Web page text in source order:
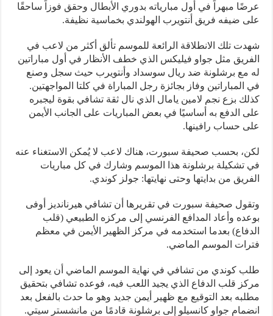
عرضًا مبهراً في أول مبارياته بدوري الأبطال وحقق فوزاً ساحقًا
على ضيفه فريق أنتويرب الهولندي بخماسية نظيفة.
شهدت تلك الانطلاقة الرائعة للموسم تألق أكثر من لاعب في
الفريق مثل جواو فيليكس الذي خطف الأنظار في أول مباراتين
له مع برشلونة ضد ريال سوسداد وأنتويرب حيث سجل وصنع
في المباراتين وفاز بجائزة رجل المباراة في كلتا المواجهتين.
كذلك بزع نجم لامين يامال الذي نال ثقة تشافي بقوة ليجبره
على الدفع به أساسيًا في بعض المباريات على الجانب الأيمن
على حساب رافينها.
لكن، بحسب صحيفة سبورت، هناك لاعب لا يُمكن الاستغناء عنه
في تشكيلة برشلونة هذا الموسم وشارك في كل مباريات
الفريق من بدايتها وحتى نهايتها: جولز كوندي.
وتقول صحيفة سبورت في تقريرها أن تشافي هيرنانديز أوفى
بوعده وأعاد المدافع الفرنسي إلى مركزه الطبيعي (قلب
الدفاع) بعدما استخدمه في مركز الظهير الأيمن في معظم
فترات الموسم الماضي.
طلب كوندي من تشافي في نهاية الموسم الماضي أن يعود إلى
مركز قلب الدفاع الذي يجيد اللعب فيه، فوعده تشافي بتحقيق
مطلبه بعد التوقيع مع ظهير أيمن جديد وهو ما حدث بالفعل بعد
انضمام جواو كانسيلو إلى برشلونة قادمًا من مانشستر سيتي.